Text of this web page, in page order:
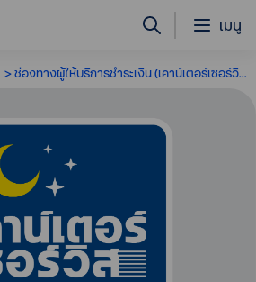
เมนู
ช่องทางผู้ให้บริการชำระเงิน (เคาน์เตอร์เซอร์วิส)